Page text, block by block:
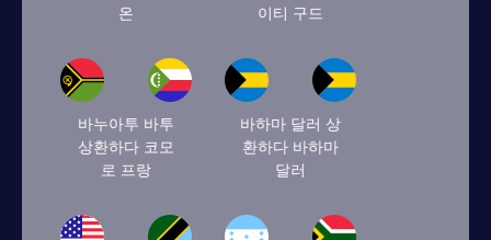
온
이티 구드
바누아투 바투
상환하다 코모
로 프랑
바하마 달러 상
환하다 바하마
달러